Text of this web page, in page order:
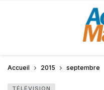
Accueil 2015 septembre
TÉLÉVISION